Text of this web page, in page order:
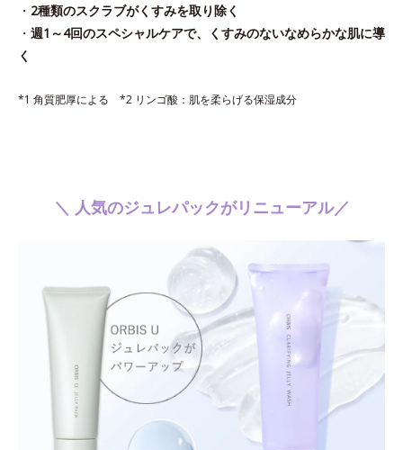
・ 2種類のスクラブがくすみを取り除く
・ 週1～4回のスペシャルケアで、くすみのないなめらかな肌に導
く
*1 角質肥厚による *2 リンゴ酸：肌を柔らげる保湿成分
＼ 人気のジュレパックがリニューアル／